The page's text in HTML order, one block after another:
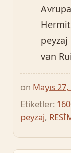
van
on Mayıs
Etiketler:
peyzaj,